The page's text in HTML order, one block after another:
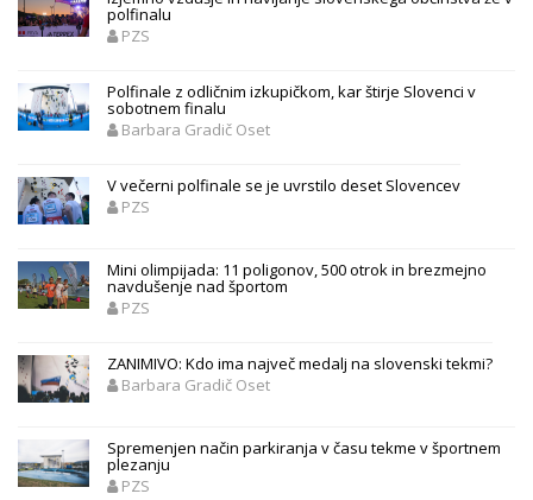
polfinalu
PZS
Polfinale z odličnim izkupičkom, kar štirje Slovenci v
sobotnem finalu
Barbara Gradič Oset
V večerni polfinale se je uvrstilo deset Slovencev
PZS
Mini olimpijada: 11 poligonov, 500 otrok in brezmejno
navdušenje nad športom
PZS
ZANIMIVO: Kdo ima največ medalj na slovenski tekmi?
Barbara Gradič Oset
Spremenjen način parkiranja v času tekme v športnem
plezanju
PZS